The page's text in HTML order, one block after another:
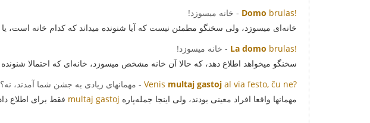
Domo brulas!
- خانه میسوزد!
خانه‌ای میسوزد، ولی سخنگو مطمئن نیست که آیا شنونده میداند که کدام خانه است، یا
La domo brulas!
- خانه میسوزد!
سخنگو میخواهد اطلاع دهد، که حالا آن خانه مشخص میسوزد، خانه‌ای که احتمالا
Venis multaj gastoj al via festo, ĉu ne?
- مهمانهای زیادی به جشن شما آمدند، نه؟
مهمانها واقعا افراد معینی بودند، ولی اینجا جمله‌پاره multaj gastoj فقط برای اطلاع